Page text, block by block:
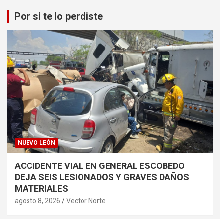
Por si te lo perdiste
NUEVO LEÓN
ACCIDENTE VIAL EN GENERAL ESCOBEDO
DEJA SEIS LESIONADOS Y GRAVES DAÑOS
MATERIALES
agosto 8, 2026 Vector Norte